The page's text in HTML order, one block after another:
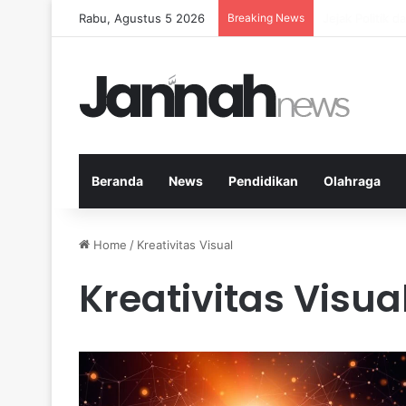
Rabu, Agustus 5 2026 Breaking News
Beranda News Pendidikan Olahraga
Home / Kreativitas Visual
Kreativitas